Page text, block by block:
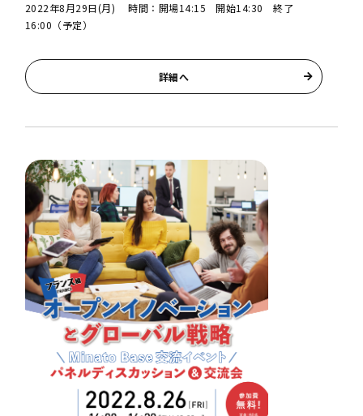
2022年8月29日(月) 時間：開場14:15 開始14:30 終了
16:00（予定）
詳細へ